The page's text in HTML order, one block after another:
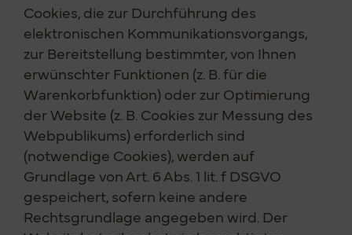
Cookies, die zur Durchführung des
elektronischen Kommunikationsvorgangs,
zur Bereitstellung bestimmter, von Ihnen
erwünschter Funktionen (z. B. für die
Warenkorbfunktion) oder zur Optimierung
der Website (z. B. Cookies zur Messung des
Webpublikums) erforderlich sind
(notwendige Cookies), werden auf
Grundlage von Art. 6 Abs. 1 lit. f DSGVO
gespeichert, sofern keine andere
Rechtsgrundlage angegeben wird. Der